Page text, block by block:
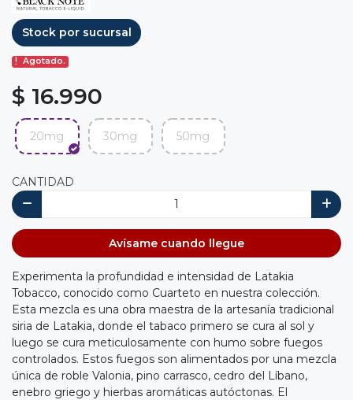
Stock por sucursal
Agotado.
$ 16.990
20mg 30mg 50mg
CANTIDAD
Avísame cuando llegue
Experimenta la profundidad e intensidad de Latakia
Tobacco, conocido como Cuarteto en nuestra colección.
Esta mezcla es una obra maestra de la artesanía tradicional
siria de Latakia, donde el tabaco primero se cura al sol y
luego se cura meticulosamente con humo sobre fuegos
controlados. Estos fuegos son alimentados por una mezcla
única de roble Valonia, pino carrasco, cedro del Líbano,
enebro griego y hierbas aromáticas autóctonas. El